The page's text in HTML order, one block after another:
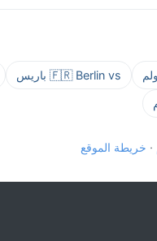
🇫🇷 Berlin vs باريس
· خريطة الموقع